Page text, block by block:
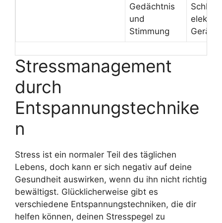
Gedächtnis
und
Stimmung
Geräte
Stressmanagement
durch
Entspannungstechnike
n
Stress ist ein normaler Teil des täglichen
Lebens, doch kann er sich negativ auf deine
Gesundheit auswirken, wenn du ihn nicht richtig
bewältigst. Glücklicherweise gibt es
verschiedene Entspannungstechniken, die dir
helfen können, deinen Stresspegel zu